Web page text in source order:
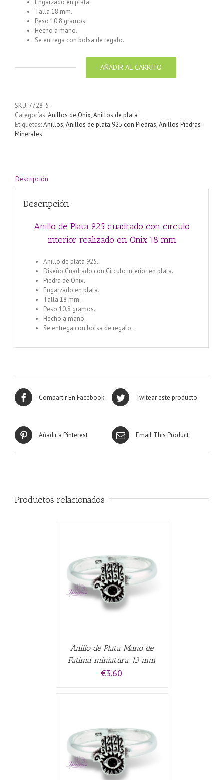
Talla 18 mm.
Peso 10.8 gramos.
Hecho a mano.
Se entrega con bolsa de regalo.
cuadrado
con
circulo
18
AÑADIR AL CARRITO
SKU: 7728-5
Categorías:Anillos de Onix,Anillos de plata
Etiquetas:Anillos,Anillos de plata 925 con Piedras,Anillos Piedras-
Minerales
Descripción
Descripción
Anillo de Plata 925 cuadrado con circulo
interior realizado en Onix 18 mm
Anillo de plata 925.
Diseño Cuadrado con Circulo interior en plata.
Piedra de Onix.
Engarzado en plata.
Talla 18 mm.
Peso 10.8 gramos.
Hecho a mano.
Se entrega con bolsa de regalo.
Compartir En Facebook Twitear este producto
Añadir a Pinterest Email This Product
Productos relacionados
Anillo de Plata Mano de
Fatima miniatura 13 mm
€3.60